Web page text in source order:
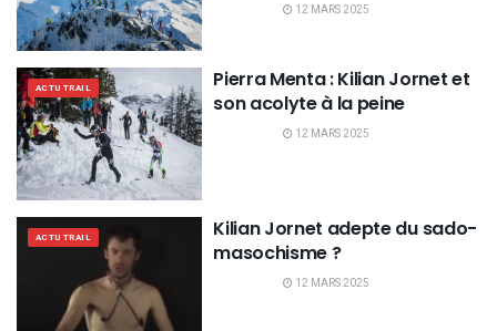
12 MARS 2025
ACTU TRAIL
Pierra Menta : Kilian Jornet et
son acolyte à la peine
12 MARS 2025
ACTU TRAIL
Kilian Jornet adepte du sado-
masochisme ?
12 MARS 2025